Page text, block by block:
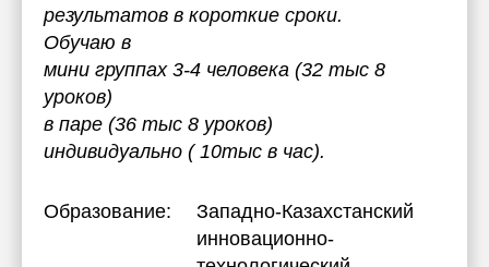
результатов в короткие сроки.
Обучаю в
мини группах 3-4 человека (32 тыс 8
уроков)
в паре (36 тыс 8 уроков)
индивидуально ( 10тыс в час).
Образование:
Западно-Казахстанский
инновационно-